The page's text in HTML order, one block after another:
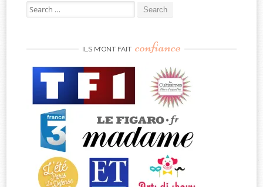
Search
for:
ILS M’ONT FAIT confiance